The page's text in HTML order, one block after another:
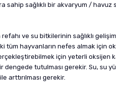
sahip sağlıklı bir akvaryum /
ve su bitkilerinin sağlıklı
tüm hayvanların nefes almak için
için yeterli oksijen
dengede tutulması gerekir. Su, su
arttırılması gerekir.